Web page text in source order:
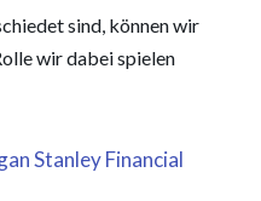
sind, können wir
wir dabei spielen
Stanley Financial